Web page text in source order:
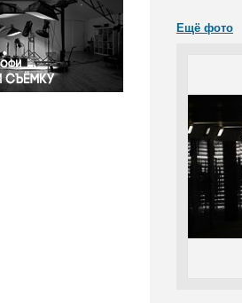
и бизнес
Ещё фото